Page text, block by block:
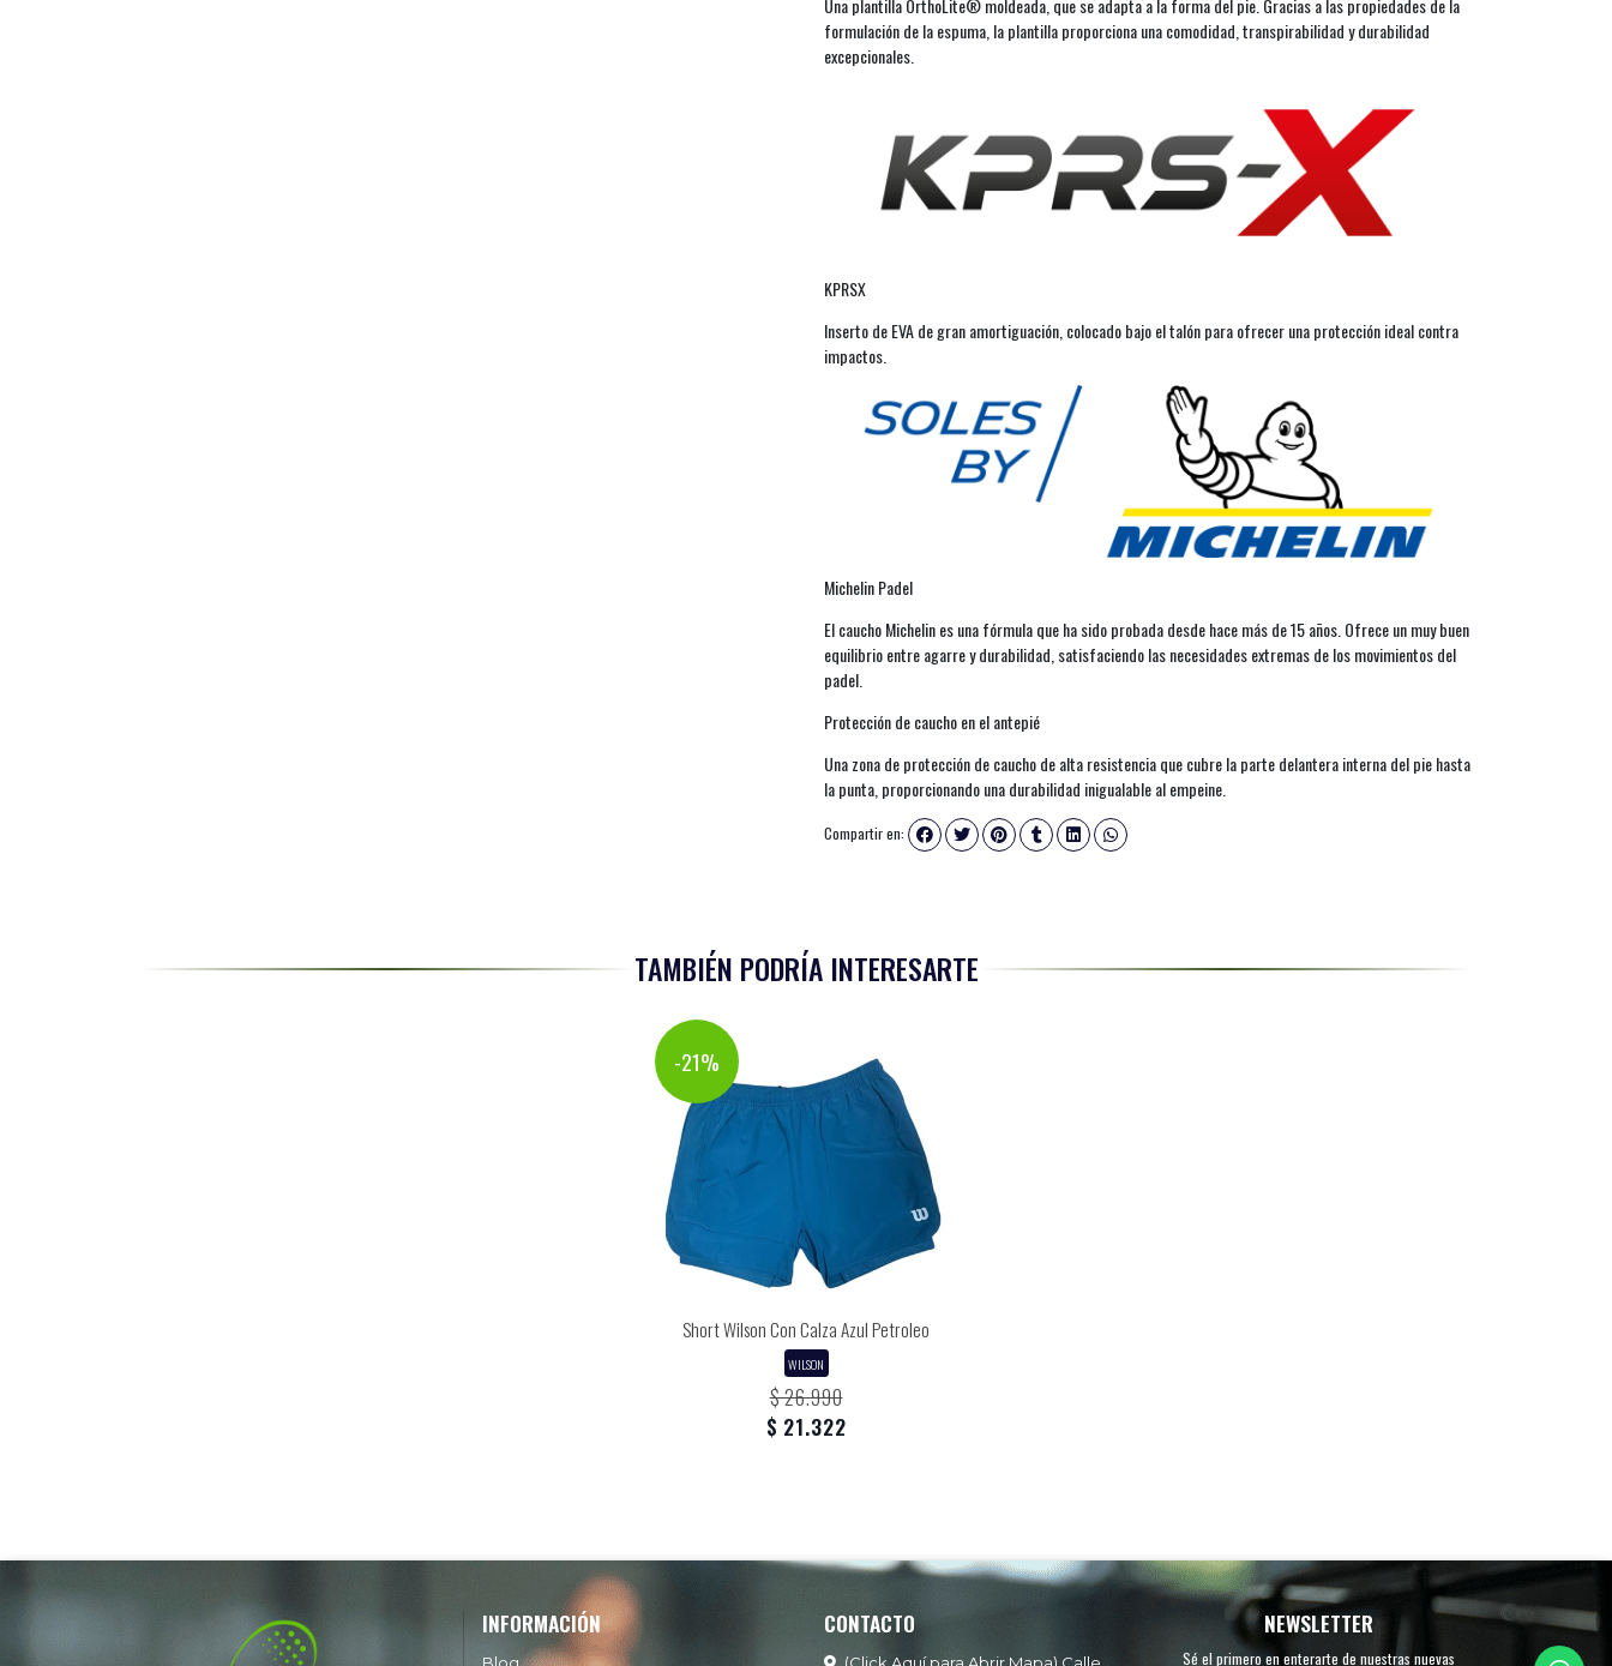
Una plantilla OrthoLite® moldeada, que se adapta a la forma del pie. Gracias a las propiedades de la
formulación de la espuma, la plantilla proporciona una comodidad, transpirabilidad y durabilidad
excepcionales.
KPRSX
Inserto de EVA de gran amortiguación, colocado bajo el talón para ofrecer una protección ideal contra
impactos.
Michelin Padel
El caucho Michelin es una fórmula que ha sido probada desde hace más de 15 años. Ofrece un muy buen
equilibrio entre agarre y durabilidad, satisfaciendo las necesidades extremas de los movimientos del
padel.
Protección de caucho en el antepié
Una zona de protección de caucho de alta resistencia que cubre la parte delantera interna del pie hasta
la punta, proporcionando una durabilidad inigualable al empeine.
Compartir en:
TAMBIÉN PODRÍA INTERESARTE
-21%
Short Wilson Con Calza Azul Petroleo
WILSON
$ 26.990
$ 21.322
INFORMACIÓN CONTACTO NEWSLETTER
Sé el primero en enterarte de nuestras nuevas